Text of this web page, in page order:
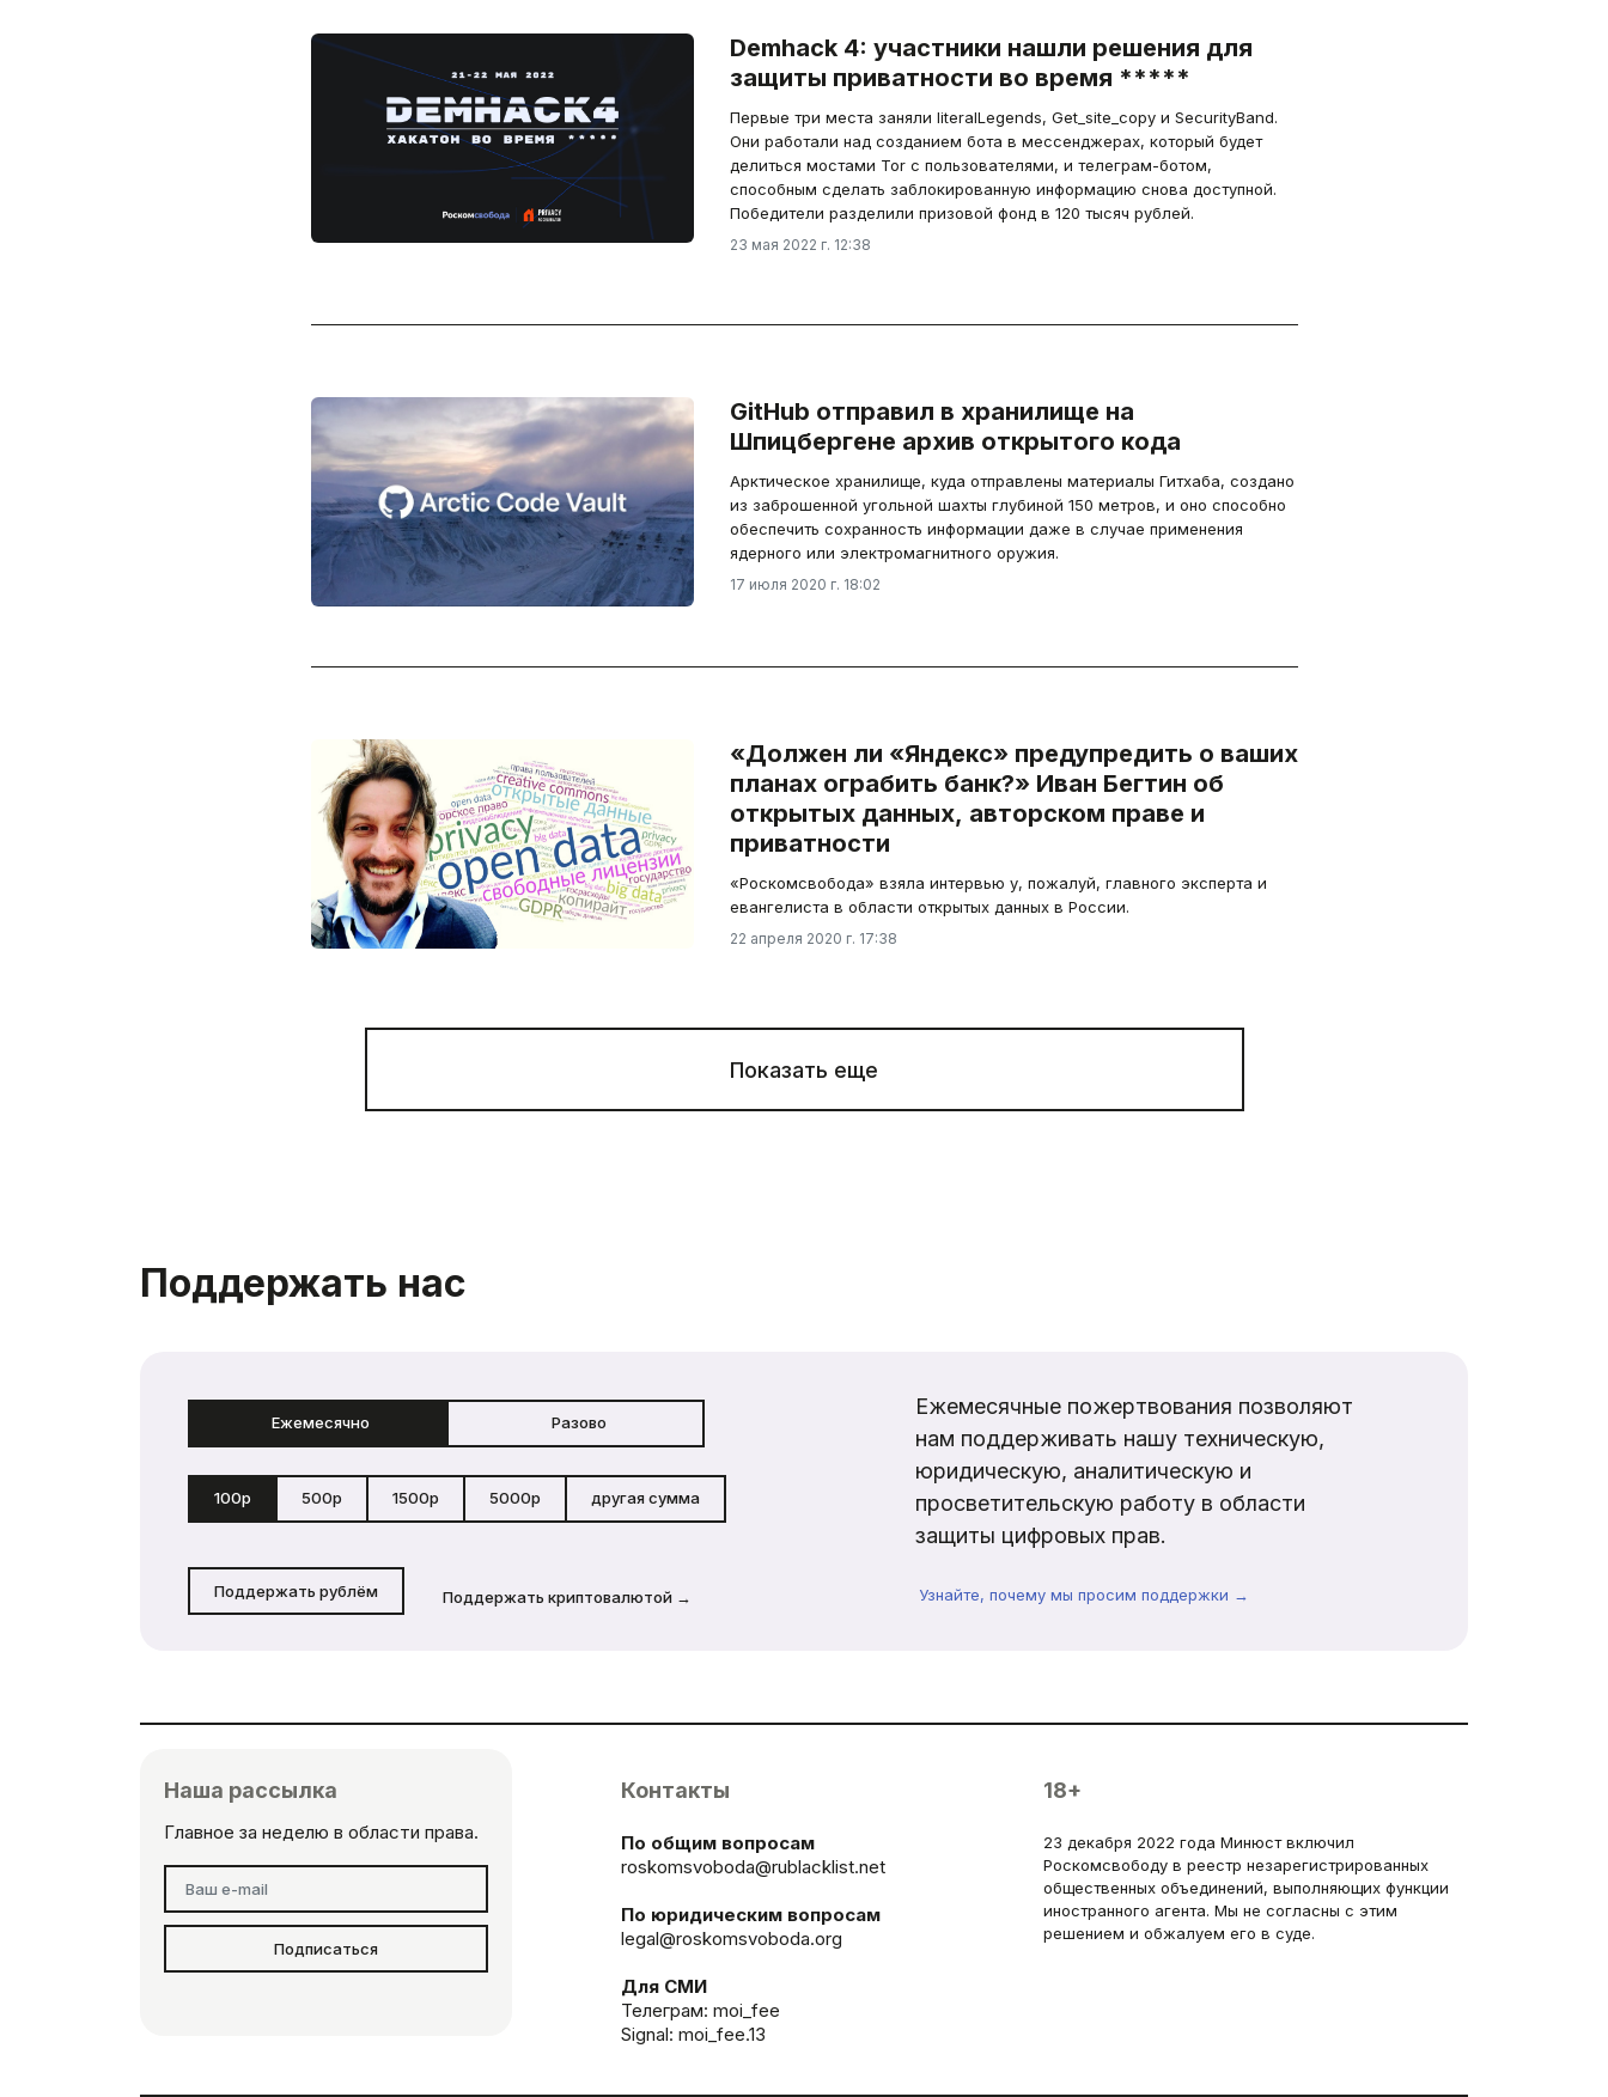
Demhack 4: участники нашли решения для
защиты приватности во время *****
Первые три места заняли literalLegends, Get_site_copy и SecurityBand.
Они работали над созданием бота в мессенджерах, который будет
делиться мостами Tor с пользователями, и телеграм-ботом,
способным сделать заблокированную информацию снова доступной.
Победители разделили призовой фонд в 120 тысяч рублей.
23 мая 2022 г. 12:38
GitHub отправил в хранилище на
Шпицбергене архив открытого кода
Арктическое хранилище, куда отправлены материалы Гитхаба, создано
из заброшенной угольной шахты глубиной 150 метров, и оно способно
обеспечить сохранность информации даже в случае применения
ядерного или электромагнитного оружия.
17 июля 2020 г. 18:02
«Должен ли «Яндекс» предупредить о ваших
планах ограбить банк?» Иван Бегтин об
открытых данных, авторском праве и
приватности
«Роскомсвобода» взяла интервью у, пожалуй, главного эксперта и
евангелиста в области открытых данных в России.
22 апреля 2020 г. 17:38
Показать еще
Поддержать нас
Ежемесячно Разово
100р 500р 1500р 5000р другая сумма
Поддержать рублём Поддержать криптовалютой →
Ежемесячные пожертвования позволяют
нам поддерживать нашу техническую,
юридическую, аналитическую и
просветительскую работу в области
защиты цифровых прав.
Узнайте, почему мы просим поддержки →
Наша рассылка
Главное за неделю в области права.
Подписаться
Контакты
По общим вопросам
roskomsvoboda@rublacklist.net
По юридическим вопросам
legal@roskomsvoboda.org
Для СМИ
Телеграм: moi_fee
Signal: moi_fee.13
18+
23 декабря 2022 года Минюст включил
Роскомсвободу в реестр незарегистрированных
общественных объединений, выполняющих функции
иностранного агента. Мы не согласны с этим
решением и обжалуем его в суде.